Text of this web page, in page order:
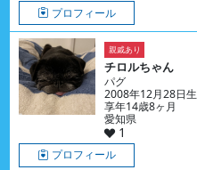
プロフィール
親戚あり
チロルちゃん
パグ
2008年12月28日生
享年14歳8ヶ月
愛知県
1
プロフィール